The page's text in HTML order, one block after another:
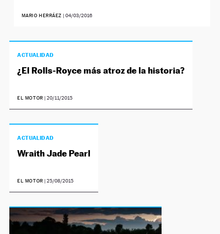
MARIO HERRÁEZ | 04/03/2016
ACTUALIDAD
¿El Rolls-Royce más atroz de la historia?
EL MOTOR | 20/11/2015
ACTUALIDAD
Wraith Jade Pearl
EL MOTOR | 25/08/2015